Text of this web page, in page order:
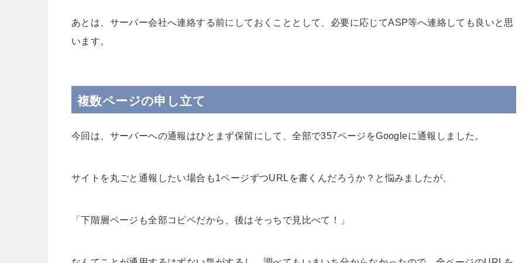
あとは、サーバー会社へ連絡する前にしておくこととして、必要に応じてASP等へ連絡しても良いと思
います。
複数ページの申し立て
今回は、サーバーへの通報はひとまず保留にして、全部で357ページをGoogleに通報しました。
サイトを丸ごと通報したい場合も1ページずつURLを書くんだろうか？と悩みましたが、
「下階層ページも全部コピペだから、後はそっちで見比べて！」